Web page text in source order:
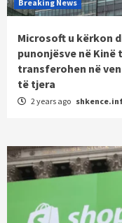
Breaking News
Microsoft u kërkon
punonjësve në Kinë
transferohen në
të tjera
2 years ago